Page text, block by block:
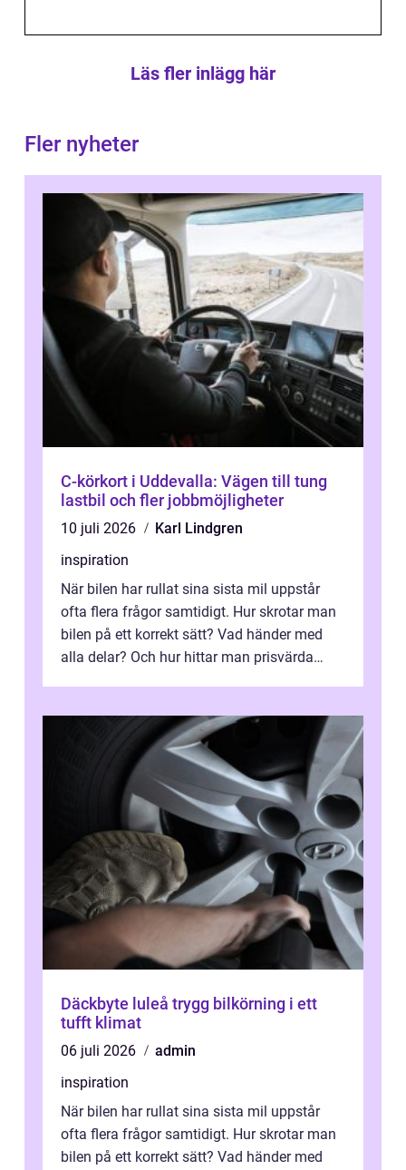
Läs fler inlägg här
Fler nyheter
C-körkort i Uddevalla: Vägen till tung
lastbil och fler jobbmöjligheter
10 juli 2026
Karl Lindgren
inspiration
När bilen har rullat sina sista mil uppstår
ofta flera frågor samtidigt. Hur skrotar man
bilen på ett korrekt sätt? Vad händer med
alla delar? Och hur hittar man prisvärda
Däckbyte luleå trygg bilkörning i ett
tufft klimat
06 juli 2026
admin
inspiration
När bilen har rullat sina sista mil uppstår
ofta flera frågor samtidigt. Hur skrotar man
bilen på ett korrekt sätt? Vad händer med